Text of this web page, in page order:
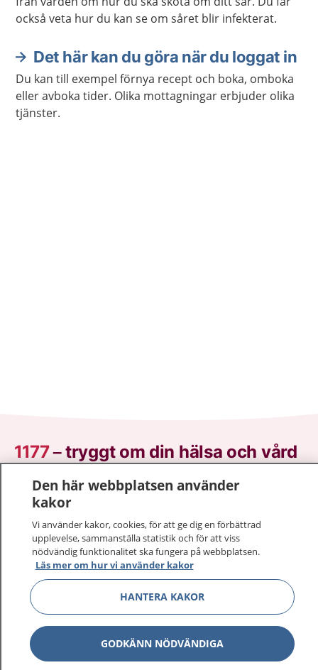
också veta hur du kan se om såret blir infekterat.
Det här kan du göra när du loggat in
Du kan till exempel förnya recept och boka, omboka
eller avboka tider. Olika mottagningar erbjuder olika
tjänster.
1177–tryggt om din hälsa och vård
På 1177.se får du råd om hälsa och information om
sjukdomar och vilka mottagningar du kan kontakta.
Logga in för att läsa din journal och göra dina
vårdärenden. Ring telefonnummer 1177 för
sjukvårdsrådgivning dygnet runt.
1177 ger dig råd när du vill må bättre.
1177 på flera språk Visa
Den här webbplatsen använder
kakor
Vi använder kakor, cookies, för att ge dig en förbättrad
upplevelse, sammanställa statistik och för att viss
nödvändig funktionalitet ska fungera på webbplatsen.
Läs mer om hur vi använder kakor
HANTERA KAKOR
GODKÄNN NÖDVÄNDIGA